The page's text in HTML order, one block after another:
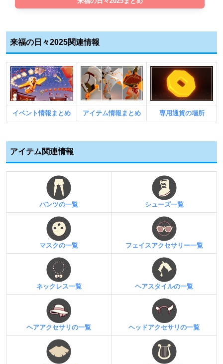
来福の日々2025関連情報
イベント情報まとめ アイテム情報まとめ 専用通貨の場所
アイテム関連情報
パンツの一覧 シューズ一覧
マスクの一覧 フェイスアクセサリー一覧
ネックレス一覧 ヘアスタイルの一覧
ヘアアクセサリの一覧 ヘッドアクセサリの一覧